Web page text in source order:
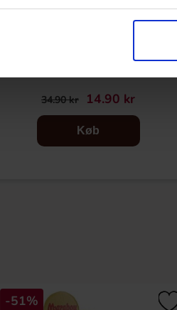
Dots Holiday Festive Flavors 170g
34.90 kr 14.90 kr
Køb
-51%